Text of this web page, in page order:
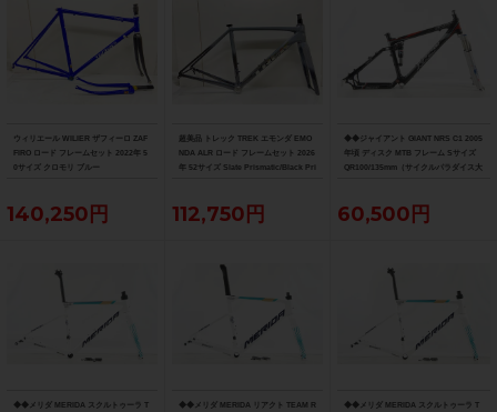
ウィリエール WILIER ザフィーロ ZAF
FIRO ロード フレームセット 2022年 5
0サイズ クロモリ ブルー
140,250円
超美品 トレック TREK エモンダ EMO
NDA ALR ロード フレームセット 2026
年 52サイズ Slate Prismatic/Black Pri
112,750円
◆◆ジャイアント GIANT NRS C1 2005
年頃 ディスク MTB フレーム Sサイズ
QR100/135mm（サイクルパラダイス大
60,500円
◆◆メリダ MERIDA スクルトゥーラ T ◆◆メリダ MERIDA リアクト TEAM R ◆◆メリダ MERIDA スクルトゥーラ T